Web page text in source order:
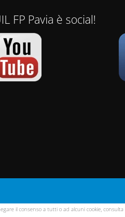
il consenso a tutti o ad alcuni cookie,
FP Pavia è social!